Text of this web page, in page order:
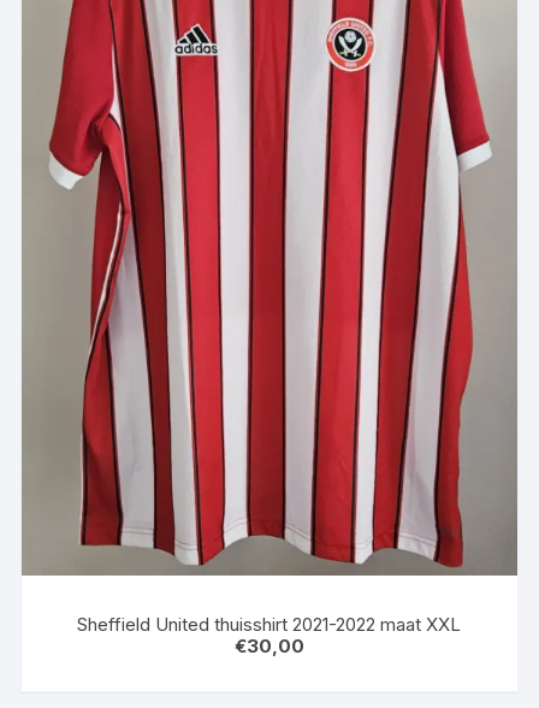
Sheffield United thuisshirt 2021-2022 maat XXL
€30,00